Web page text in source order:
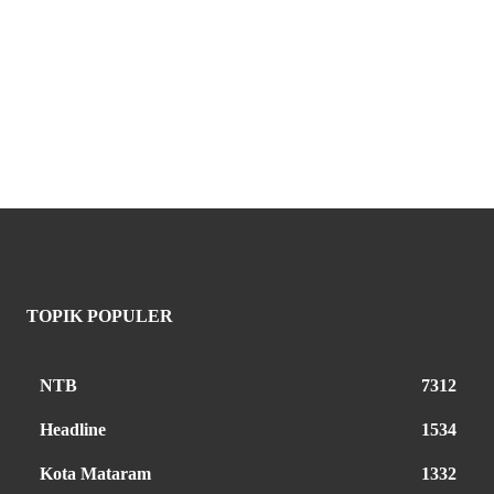
TOPIK POPULER
NTB 7312
Headline 1534
Kota Mataram 1332